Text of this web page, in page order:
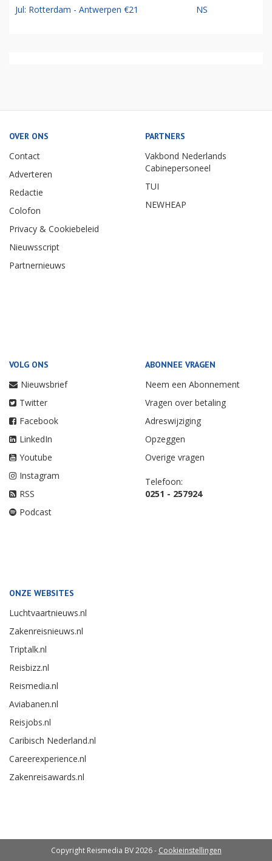
Jul: Rotterdam - Antwerpen €21 NS
OVER ONS
Contact
Adverteren
Redactie
Colofon
Privacy & Cookiebeleid
Nieuwsscript
Partnernieuws
PARTNERS
Vakbond Nederlands
Cabinepersoneel
TUI
NEWHEAP
VOLG ONS
Nieuwsbrief
Twitter
Facebook
LinkedIn
Youtube
Instagram
RSS
Podcast
ABONNEE VRAGEN
Neem een Abonnement
Vragen over betaling
Adreswijziging
Opzeggen
Overige vragen
Telefoon:
0251 - 257924
ONZE WEBSITES
Luchtvaartnieuws.nl
Zakenreisnieuws.nl
Triptalk.nl
Reisbizz.nl
Reismedia.nl
Aviabanen.nl
Reisjobs.nl
Caribisch Nederland.nl
Careerexperience.nl
Zakenreisawards.nl
Copyright Reismedia BV 2026 - Cookieinstellingen